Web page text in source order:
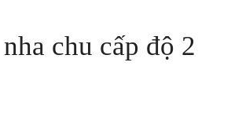
chu cấp độ 2